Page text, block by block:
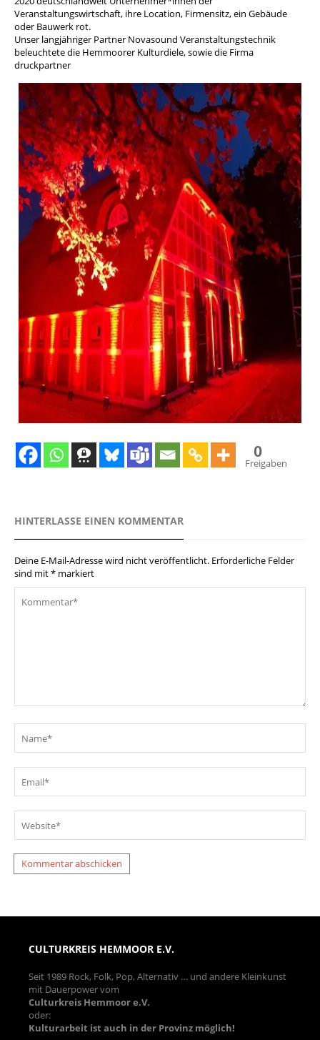
Veranstaltungswirtschaft, ihre Location, Firmensitz, ein Gebäude
oder Bauwerk rot.
Unser langjähriger Partner Novasound Veranstaltungstechnik
beleuchtete die Hemmoorer Kulturdiele, sowie die Firma
druckpartner
0
Freigaben
HINTERLASSE EINEN KOMMENTAR
Deine E-Mail-Adresse wird nicht veröffentlicht. Erforderliche Felder
sind mit* markiert
CULTURKREIS HEMMOOR E.V.
Seit 1989 Rock, Folk, Pop, Alternativ … und andere Kleinkunst
mit Dauerpower vom
Culturkreis Hemmoor e.V.
oder:
Kulturarbeit ist auch in der Provinz möglich!